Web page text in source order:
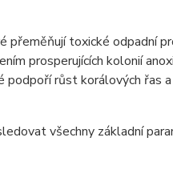
toxické odpadní
prosperujících kolonií
růst korálových řas
všechny základní